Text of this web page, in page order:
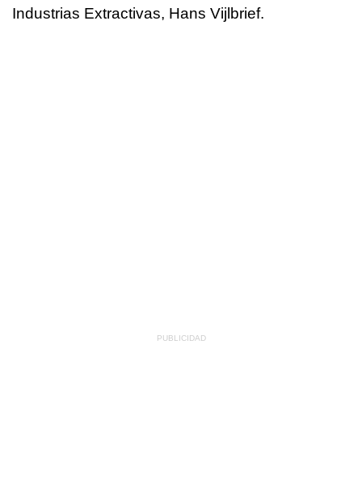
Industrias Extractivas, Hans Vijlbrief.